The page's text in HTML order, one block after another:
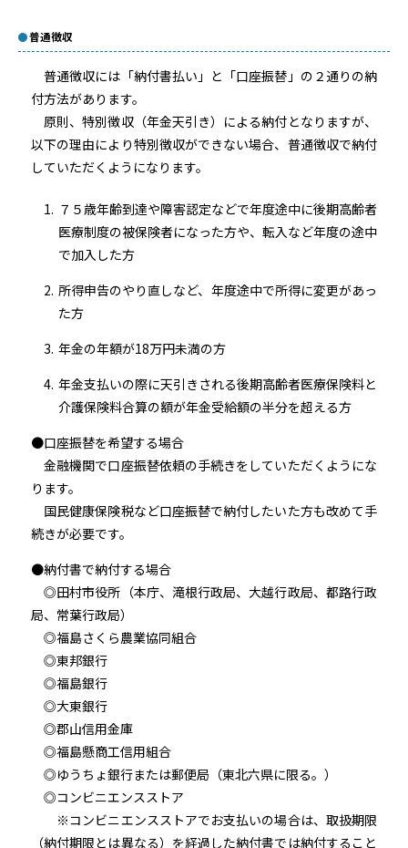
普通徴収
普通徴収には「納付書払い」と「口座振替」の２通りの納
付方法があります。
原則、特別徴収（年金天引き）による納付となりますが、
以下の理由により特別徴収ができない場合、普通徴収で納付
していただくようになります。
７５歳年齢到達や障害認定などで年度途中に後期高齢者
医療制度の被保険者になった方や、転入など年度の途中
で加入した方
所得申告のやり直しなど、年度途中で所得に変更があっ
た方
年金の年額が18万円未満の方
年金支払いの際に天引きされる後期高齢者医療保険料と
介護保険料合算の額が年金受給額の半分を超える方
●口座振替を希望する場合
金融機関で口座振替依頼の手続きをしていただくようにな
ります。
国民健康保険税など口座振替で納付したいた方も改めて手
続きが必要です。
●納付書で納付する場合
◎田村市役所（本庁、滝根行政局、大越行政局、都路行政
局、常葉行政局）
◎福島さくら農業協同組合
◎東邦銀行
◎福島銀行
◎大東銀行
◎郡山信用金庫
◎福島懸商工信用組合
◎ゆうちょ銀行または郵便局（東北六県に限る。）
◎コンビニエンスストア
※コンビニエンスストアでお支払いの場合は、取扱期限
（納付期限とは異なる）を経過した納付書では納付すること